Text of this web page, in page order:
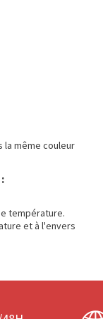
la même couleur
température.
et à l'envers